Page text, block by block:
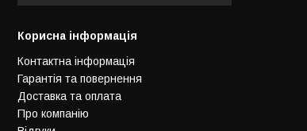
Корисна інформація
Контактна інформація
Гарантія та повернення
Доставка та оплата
Про компанію